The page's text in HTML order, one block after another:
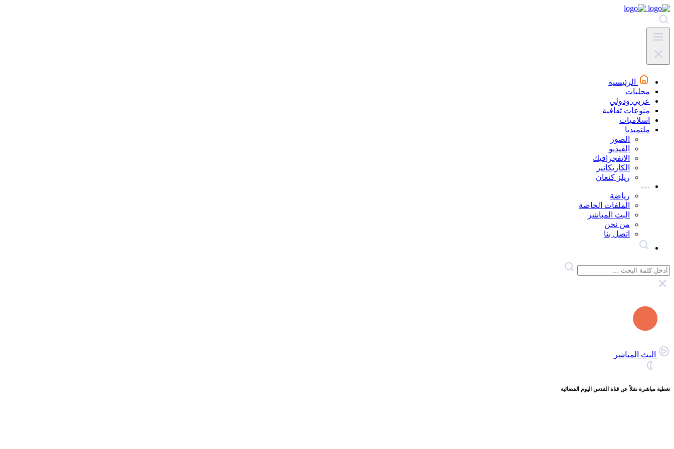
الرئيسية
محليات
عربي ودولي
منوعات ثقافية
اسلاميات
ملتميديا
الصور
الفيديو
الانفجرافيك
الكاريكاتير
ريلز كنعان
رياضة
الملفات الخاصة
البث المباشر
من نحن
اتصل بنا
البث المباشر
تغطية مباشرة نقلاً عن قناة القدس اليوم الفضائية